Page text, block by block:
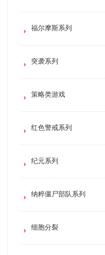
福尔摩斯系列
突袭系列
策略类游戏
红色警戒系列
纪元系列
纳粹僵尸部队系列
细胞分裂